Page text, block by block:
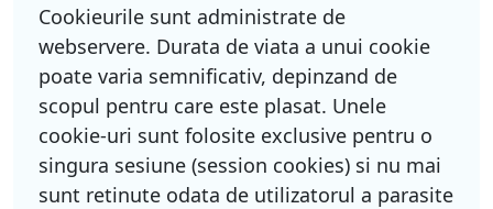
Cookieurile sunt administrate de
webservere. Durata de viata a unui cookie
poate varia semnificativ, depinzand de
scopul pentru care este plasat. Unele
cookie-uri sunt folosite exclusive pentru o
singura sesiune (session cookies) si nu mai
sunt retinute odata de utilizatorul a parasite